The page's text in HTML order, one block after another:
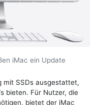
iMac ein Update
mit SSDs ausgestattet,
bieten. Für Nutzer, die
bietet der iMac